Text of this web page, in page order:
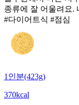
종류에 잘 어울려요.
#다이어트식 #점심
1인분(423g)
370kcal